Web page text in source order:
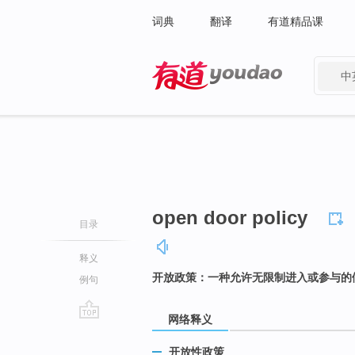
词典 翻译 有道精品课
中
目录
释义
例句
open door policy
开放政策：一种允许无限制进入或参与
网络释义
开放性政策